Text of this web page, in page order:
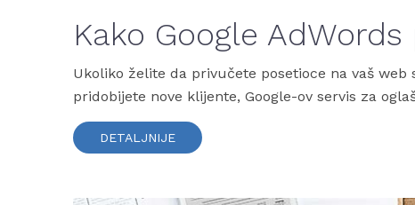
Kako Google
Ukoliko želite da privučete posetioce na vaš
pridobijete nove klijente, Google-ov servis za
DETALJNIJE